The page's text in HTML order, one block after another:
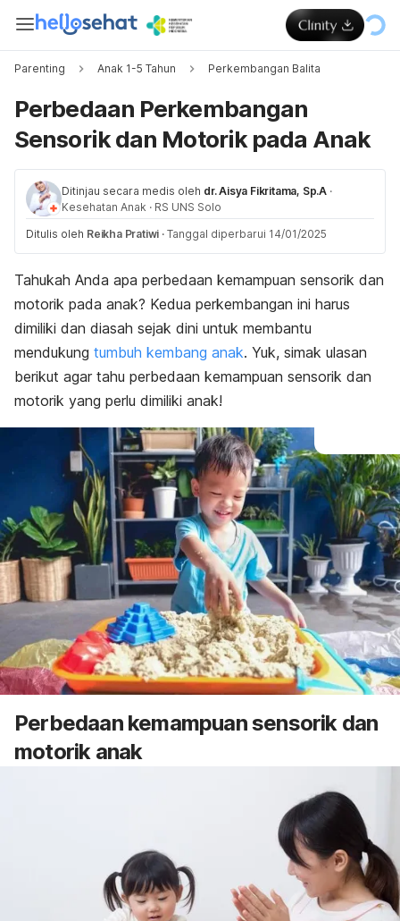
Parenting Anak 1-5 Tahun Perkembangan Balita
Perbedaan Perkembangan
Sensorik dan Motorik pada Anak
Ditinjau secara medis oleh dr. Aisya Fikritama, Sp.A ·
Kesehatan Anak · RS UNS Solo
Ditulis oleh Reikha Pratiwi · Tanggal diperbarui 14/01/2025
Tahukah Anda apa perbedaan kemampuan sensorik dan
motorik pada anak? Kedua perkembangan ini harus
dimiliki dan diasah sejak dini untuk membantu
mendukung tumbuh kembang anak. Yuk, simak ulasan
berikut agar tahu perbedaan kemampuan sensorik dan
motorik yang perlu dimiliki anak!
Perbedaan kemampuan sensorik dan
motorik anak